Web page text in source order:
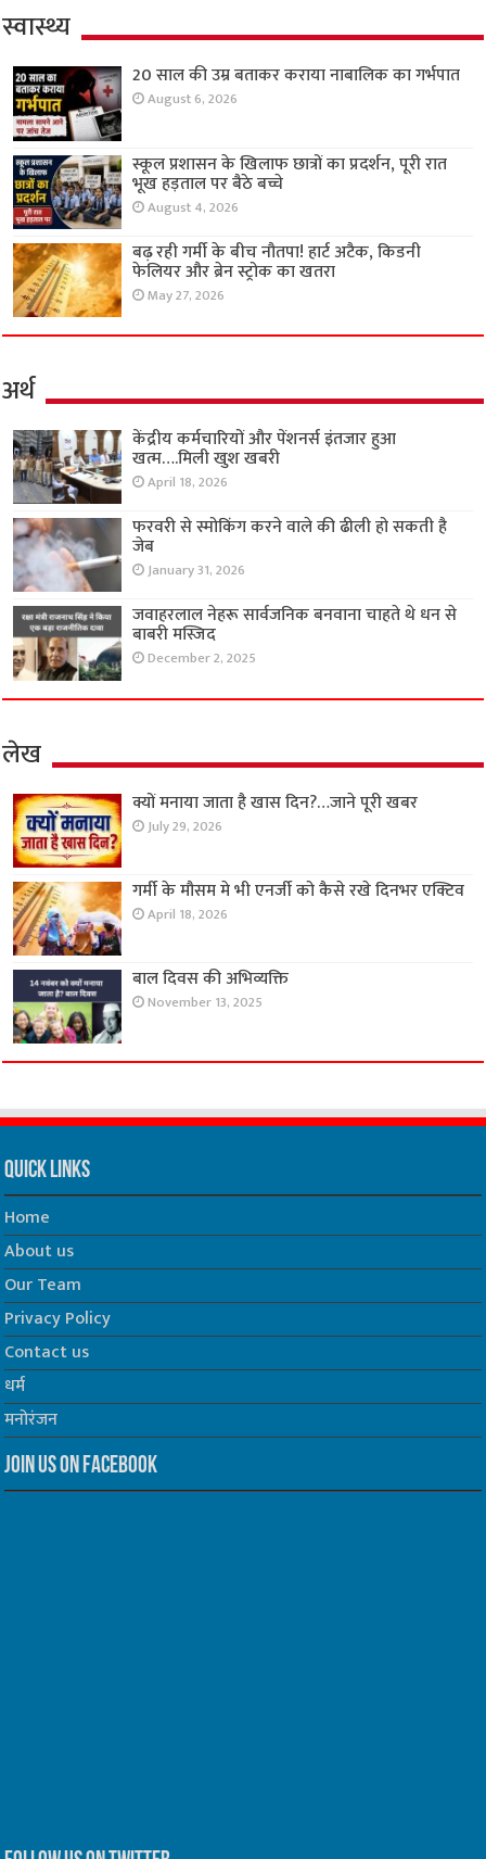
स्वास्थ्य
20 साल की उम्र बताकर कराया नाबालिक का गर्भपात
August 6, 2026
स्कूल प्रशासन के खिलाफ छात्रों का प्रदर्शन, पूरी रात
भूख हड़ताल पर बैठे बच्चे
August 4, 2026
बढ़ रही गर्मी के बीच नौतपा! हार्ट अटैक, किडनी
फेलियर और ब्रेन स्ट्रोक का खतरा
May 27, 2026
अर्थ
केंद्रीय कर्मचारियों और पेंशनर्स इंतजार हुआ
खत्म….मिली खुश खबरी
April 18, 2026
फरवरी से स्मोकिंग करने वाले की ढीली हो सकती है
जेब
January 31, 2026
जवाहरलाल नेहरू सार्वजनिक बनवाना चाहते थे धन से
बाबरी मस्जिद
December 2, 2025
लेख
क्यों मनाया जाता है खास दिन?…जाने पूरी खबर
July 29, 2026
गर्मी के मौसम मे भी एनर्जी को कैसे रखे दिनभर एक्टिव
April 18, 2026
बाल दिवस की अभिव्यक्ति
November 13, 2025
Quick Links
Home
About us
Our Team
Privacy Policy
Contact us
धर्म
मनोरंजन
Join us on Facebook